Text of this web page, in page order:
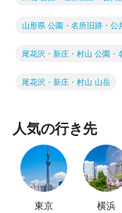
山形県 公園・名所旧跡・公
尾花沢・新庄・村山 公園・
尾花沢・新庄・村山 山岳
人気の行き先
東京 横浜